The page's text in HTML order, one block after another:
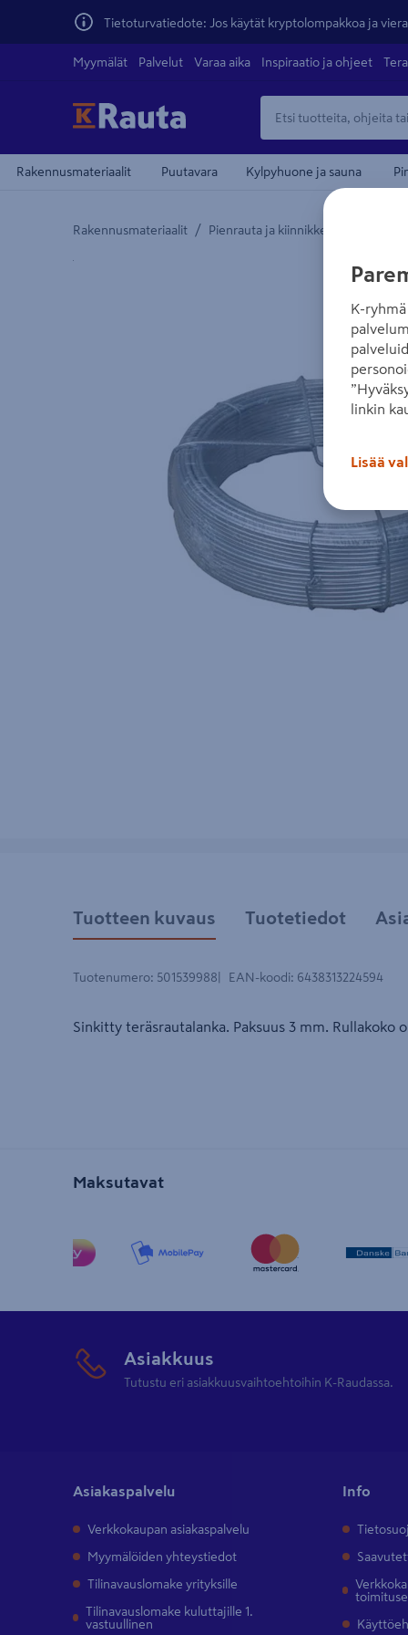
Tietoturvatiedote: Jos käytät kryptolompakkoa ja
Myymälät Palvelut Varaa aika Inspiraatio ja ohjeet
Rakennusmateriaalit Puutavara Kylpyhuone ja sauna
Rakennusmateriaalit / Pienrauta ja kiinnikkeet
Yksityiskohtainen kuvaus löytyy Tuotteen kuvaus -
Tuotteen kuvaus Tuotetiedot
Tuotenumero: 501539988 EAN-koodi: 6438313224594
Sinkitty teräsrautalanka. Paksuus 3 mm. Rullakoko
Maksutavat
Asiakkuus
Tutustu eri asiakkuusvaihtoehtoihin K-Raudassa.
Asiakaspalvelu
Verkkokaupan asiakaspalvelu
Myymälöiden yhteystiedot
Tilinavauslomake yrityksille
Tilinavauslomake kuluttajille 1.
vastuullinen
Info
K-
linkin
Lisää